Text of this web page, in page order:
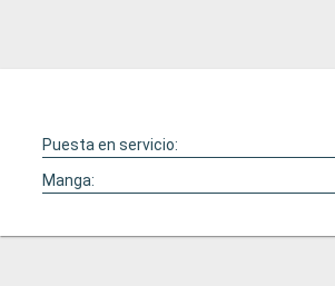
Puesta en servicio:
Manga: